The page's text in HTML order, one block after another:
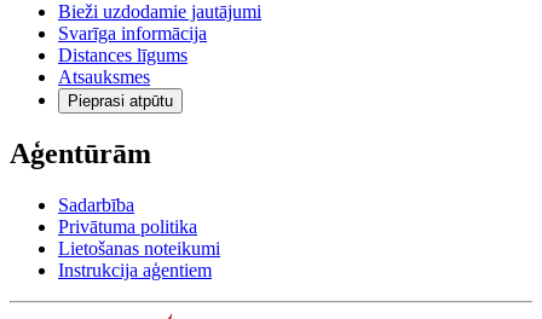
Bieži uzdodamie jautājumi
Svarīga informācija
Distances līgums
Atsauksmes
Pieprasi atpūtu
Aģentūrām
Sadarbība
Privātuma politika
Lietošanas noteikumi
Instrukcija aģentiem